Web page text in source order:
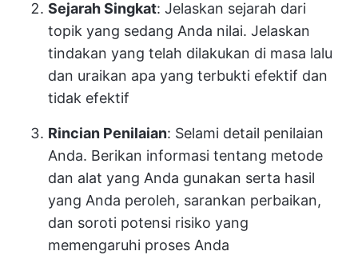
Sejarah Singkat: Jelaskan sejarah dari
topik yang sedang Anda nilai. Jelaskan
tindakan yang telah dilakukan di masa lalu
dan uraikan apa yang terbukti efektif dan
tidak efektif
Rincian Penilaian: Selami detail penilaian
Anda. Berikan informasi tentang metode
dan alat yang Anda gunakan serta hasil
yang Anda peroleh, sarankan perbaikan,
dan soroti potensi risiko yang
memengaruhi proses Anda